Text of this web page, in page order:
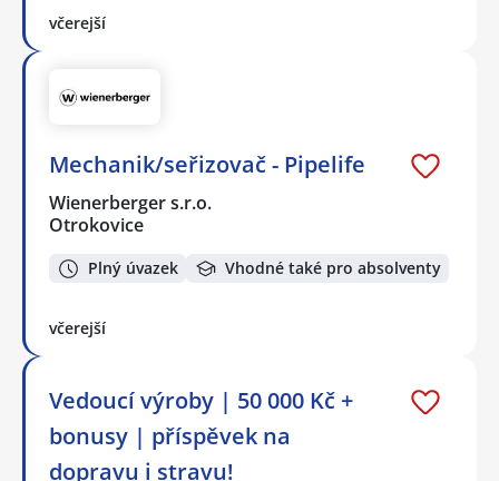
včerejší
Mechanik/seřizovač - Pipelife
Wienerberger s.r.o.
Otrokovice
Plný úvazek Vhodné také pro absolventy
včerejší
Vedoucí výroby | 50 000 Kč +
bonusy | příspěvek na
dopravu i stravu!